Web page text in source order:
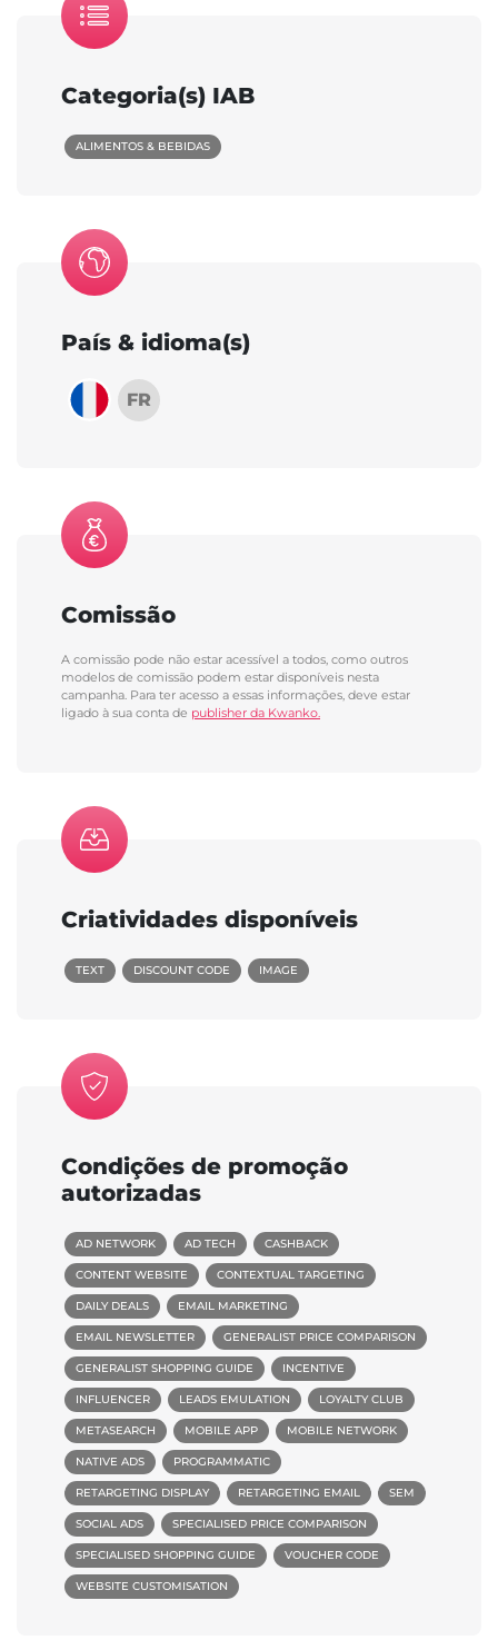
Categoria(s) IAB
ALIMENTOS & BEBIDAS
País & idioma(s)
FR
Comissão
A comissão pode não estar acessível a todos, como outros
modelos de comissão podem estar disponíveis nesta
campanha. Para ter acesso a essas informações, deve estar
ligado à sua conta de publisher da Kwanko.
Criatividades disponíveis
TEXT DISCOUNT CODE IMAGE
Condições de promoção
autorizadas
AD NETWORK AD TECH CASHBACK
CONTENT WEBSITE CONTEXTUAL TARGETING
DAILY DEALS EMAIL MARKETING
EMAIL NEWSLETTER GENERALIST PRICE COMPARISON
GENERALIST SHOPPING GUIDE INCENTIVE
INFLUENCER LEADS EMULATION LOYALTY CLUB
METASEARCH MOBILE APP MOBILE NETWORK
NATIVE ADS PROGRAMMATIC
RETARGETING DISPLAY RETARGETING EMAIL SEM
SOCIAL ADS SPECIALISED PRICE COMPARISON
SPECIALISED SHOPPING GUIDE VOUCHER CODE
WEBSITE CUSTOMISATION